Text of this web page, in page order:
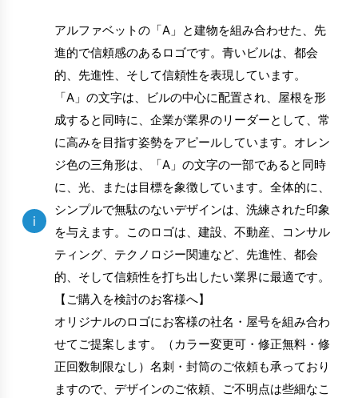
i
アルファベットの「A」と建物を組み合わせた、先
進的で信頼感のあるロゴです。青いビルは、都会
的、先進性、そして信頼性を表現しています。
「A」の文字は、ビルの中心に配置され、屋根を形
成すると同時に、企業が業界のリーダーとして、常
に高みを目指す姿勢をアピールしています。オレン
ジ色の三角形は、「A」の文字の一部であると同時
に、光、または目標を象徴しています。全体的に、
シンプルで無駄のないデザインは、洗練された印象
を与えます。このロゴは、建設、不動産、コンサル
ティング、テクノロジー関連など、先進性、都会
的、そして信頼性を打ち出したい業界に最適です。
【ご購入を検討のお客様へ】
オリジナルのロゴにお客様の社名・屋号を組み合わ
せてご提案します。（カラー変更可・修正無料・修
正回数制限なし）名刺・封筒のご依頼も承っており
ますので、デザインのご依頼、ご不明点は些細なこ